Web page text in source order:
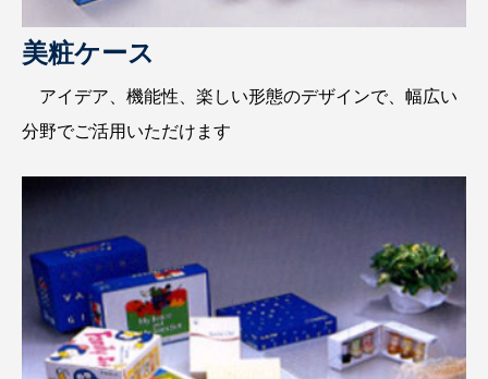
美粧ケース
アイデア、機能性、楽しい形態のデザインで、幅広い
分野でご活用いただけます